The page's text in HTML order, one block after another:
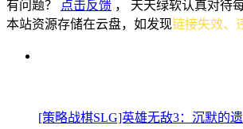
有问题？ 点击反馈 ， 天天绿软认真对待
本站资源存储在云盘，如发现链接失效、
[策略战棋SLG]英雄无敌3：沉默的遗